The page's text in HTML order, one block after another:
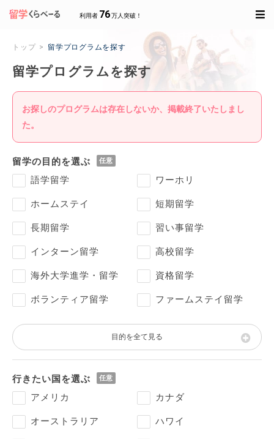
利用者 76万人突破！
トップ 留学プログラムを探す
留学プログラムを探す
お探しのプログラムは存在しないか、掲載終了いたしまし
た。
留学の目的を選ぶ
語学留学
ワーホリ
ホームステイ 短期留学
長期留学 習い事留学
インターン留学 高校留学
海外大学進学・留学 資格留学
ボランティア留学 ファームステイ留学
目的を全て見る
行きたい国を選ぶ
アメリカ
カナダ
オーストラリア ハワイ